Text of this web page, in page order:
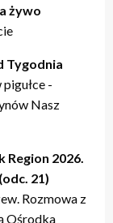
żywo
Tygodnia
-
Nasz
Region 2026.
21)
Rozmowa z
Ośrodka